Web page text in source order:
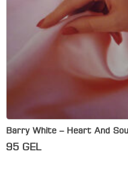
Barry White – Heart And
95 GEL